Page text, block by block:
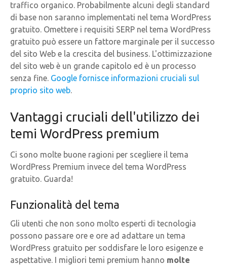
traffico organico. Probabilmente alcuni degli standard
di base non saranno implementati nel tema WordPress
gratuito. Omettere i requisiti SERP nel tema WordPress
gratuito può essere un fattore marginale per il successo
del sito Web e la crescita del business. L'ottimizzazione
del sito web è un grande capitolo ed è un processo
senza fine. Google fornisce informazioni cruciali sul
proprio sito web.
Vantaggi cruciali dell'utilizzo dei
temi WordPress premium
Ci sono molte buone ragioni per scegliere il tema
WordPress Premium invece del tema WordPress
gratuito. Guarda!
Funzionalità del tema
Gli utenti che non sono molto esperti di tecnologia
possono passare ore e ore ad adattare un tema
WordPress gratuito per soddisfare le loro esigenze e
aspettative. I migliori temi premium hanno molte